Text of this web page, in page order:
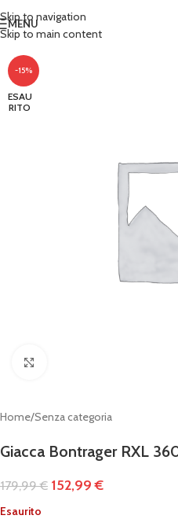
Skip to navigation
Skip to main content
MENU
-15%
ESAU
RITO
Home/Senza categoria
Giacca Bontrager RXL
179,99€ 152,99€
Esaurito